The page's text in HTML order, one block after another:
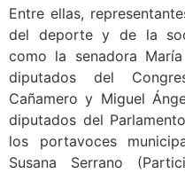
Entre ellas,
del deporte y de la
como la senadora
diputados del
Cañamero y Miguel
diputados del
los portavoces
Susana Serrano